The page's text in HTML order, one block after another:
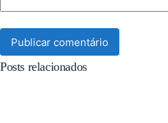
Publicar comentário
Posts relacionados